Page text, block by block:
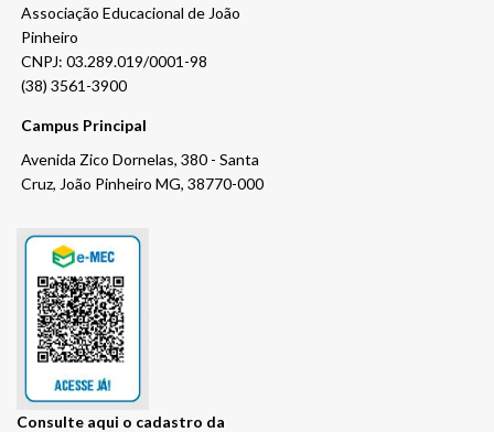
Associação Educacional de João
Pinheiro
CNPJ: 03.289.019/0001-98
(38) 3561-3900
Campus Principal
Avenida Zico Dornelas, 380 - Santa
Cruz, João Pinheiro MG, 38770-000
Consulte Visite
aqui o cadastro da